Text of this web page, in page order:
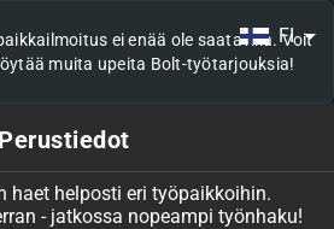
FI
ei enää ole saatavilla. Voit
muita upeita Bolt-työtarjouksia!
Perustiedot
haet helposti eri työpaikkoihin.
- jatkossa nopeampi työnhaku!